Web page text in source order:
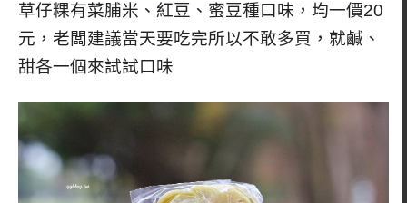
草仔粿有菜脯米、紅豆、蜜豆種口味，均一價20
元，老闆建議當天要吃完所以不敢多買，就鹹、
甜各一個來試試口味